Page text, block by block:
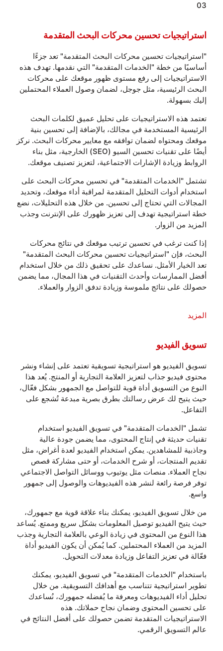
03
استراتيجيات تحسين محركات البحث المتقدمة
"استراتيجيات تحسين محركات البحث المتقدمة" تعد جزءًا
أساسيًا من خطة "الخدمات المتقدمة" التي نقدمها. تهدف هذه
الاستراتيجيات إلى رفع مستوى ظهور موقعك على محركات
البحث الرئيسية، مثل جوجل، لضمان وصول العملاء المحتملين
إليك بسهولة.
تعتمد هذه الاستراتيجيات على تحليل عميق لكلمات البحث
الرئيسية المستخدمة في مجالك، بالإضافة إلى تحسين بنية
موقعك ومحتواه لضمان توافقه مع معايير محركات البحث. نركز
أيضًا على تقنيات تحسين السيو (SEO) الخارجية، مثل بناء
الروابط وزيادة الإشارات الاجتماعية، لتعزيز تصنيف موقعك.
تشتمل "الخدمات المتقدمة" في تحسين محركات البحث على
استخدام أدوات التحليل المتقدمة لمراقبة أداء موقعك، وتحديد
المجالات التي تحتاج إلى تحسين. من خلال هذه التحليلات، نضع
خطة استراتيجية تهدف إلى تعزيز ظهورك على الإنترنت وجذب
المزيد من الزوار.
إذا كنت ترغب في تحسين ترتيب موقعك في نتائج محركات
البحث، فإن "استراتيجيات تحسين محركات البحث المتقدمة"
تعد الخيار الأمثل. نساعدك على تحقيق ذلك من خلال استخدام
أفضل الممارسات وأحدث التقنيات في هذا المجال، مما يضمن
حصولك على نتائج ملموسة وزيادة تدفق الزوار والعملاء.
المزيد
تسويق الفيديو
تسويق الفيديو هو استراتيجية تسويقية تعتمد على إنشاء ونشر
محتوى فيديو جذاب لتعزيز العلامة التجارية أو المنتج. يُعد هذا
النوع من التسويق أداة قوية للتواصل مع الجمهور بشكل فعّال،
حيث يتيح لك عرض رسالتك بطرق بصرية مبدعة تُشجع على
التفاعل.
تشمل "الخدمات المتقدمة" في تسويق الفيديو استخدام
تقنيات حديثة في إنتاج المحتوى، مما يضمن جودة عالية
وجاذبية للمشاهدين. يمكن استخدام الفيديو لعدة أغراض، مثل
تقديم المنتجات، أو شرح الخدمات، أو حتى مشاركة قصص
نجاح العملاء. منصات مثل يوتيوب ووسائل التواصل الاجتماعي
توفر فرصة رائعة لنشر هذه الفيديوهات والوصول إلى جمهور
واسع.
من خلال تسويق الفيديو، يمكنك بناء علاقة قوية مع جمهورك،
حيث يتيح الفيديو توصيل المعلومات بشكل سريع وممتع. يُساعد
هذا النوع من المحتوى في زيادة الوعي بالعلامة التجارية وجذب
المزيد من العملاء المحتملين. كما يُمكن أن يكون الفيديو أداة
فعّالة في تعزيز التفاعل وزيادة معدلات التحويل.
باستخدام "الخدمات المتقدمة" في تسويق الفيديو، يمكنك
تطوير استراتيجية تتناسب مع أهدافك التسويقية. من خلال
تحليل أداء الفيديوهات ومعرفة ما يُفضله جمهورك، نُساعدك
على تحسين المحتوى وضمان نجاح حملاتك. هذه
الاستراتيجيات المتقدمة تضمن حصولك على أفضل النتائج في
عالم التسويق الرقمي.